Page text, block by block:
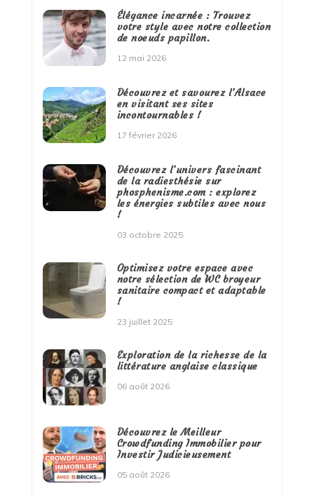
Élégance incarnée : Trouvez
votre style avec notre collection
de noeuds papillon.
12 mai 2026
Découvrez et savourez l’Alsace
en visitant ses sites
incontournables !
17 février 2026
Découvrez l’univers fascinant
de la radiesthésie sur
phosphenisme.com : explorez
les énergies subtiles avec nous
!
03 octobre 2025
Optimisez votre espace avec
notre sélection de WC broyeur
sanitaire compact et adaptable
!
23 juillet 2025
Exploration de la richesse de la
littérature anglaise classique
06 août 2026
Découvrez le Meilleur
Crowdfunding Immobilier pour
Investir Judicieusement
05 août 2026